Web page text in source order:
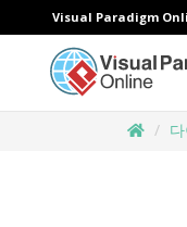
Visual Paradigm